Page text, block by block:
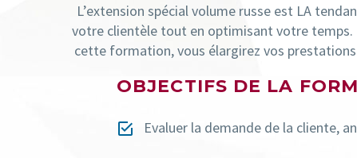
L’extension spécial volume russe est LA
votre clientèle tout en optimisant votre temps.
cette formation, vous élargirez vos
OBJECTIFS DE LA

 Evaluer la demande de la cliente,